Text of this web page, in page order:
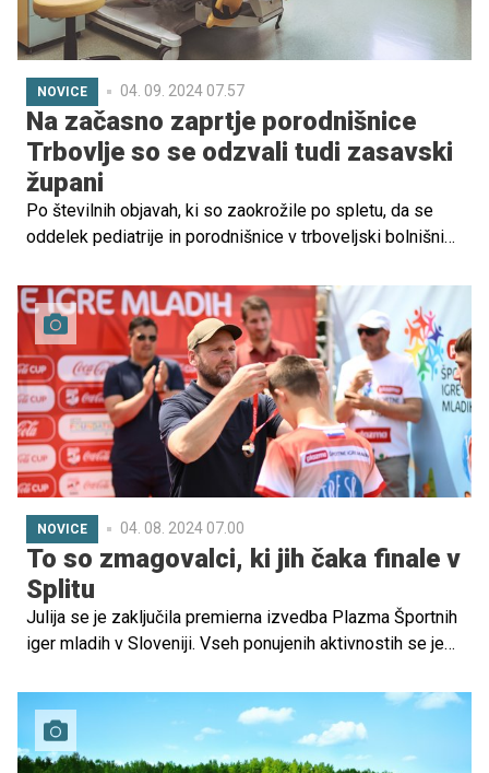
NOVICE 04. 09. 2024 07.57
Na začasno zaprtje porodnišnice
Trbovlje so se odzvali tudi zasavski
župani
Po številnih objavah, ki so zaokrožile po spletu, da se
oddelek pediatrije in porodnišnice v trboveljski bolnišnici
objavo, da gre za začasno zaprtje.
NOVICE 04. 08. 2024 07.00
To so zmagovalci, ki jih čaka finale v
Splitu
Julija se je zaključila premierna izvedba Plazma Športnih
iger mladih v Sloveniji. Vseh ponujenih aktivnostih se je
posebej ponosni. Zmagovalce zdaj čaka še udeležba na
regijskem finalu v Splitu, ki bo potekal med 19. in 24.
avgustom, tja pa potuje 152 otrok in 52 trenerjev. Kako so